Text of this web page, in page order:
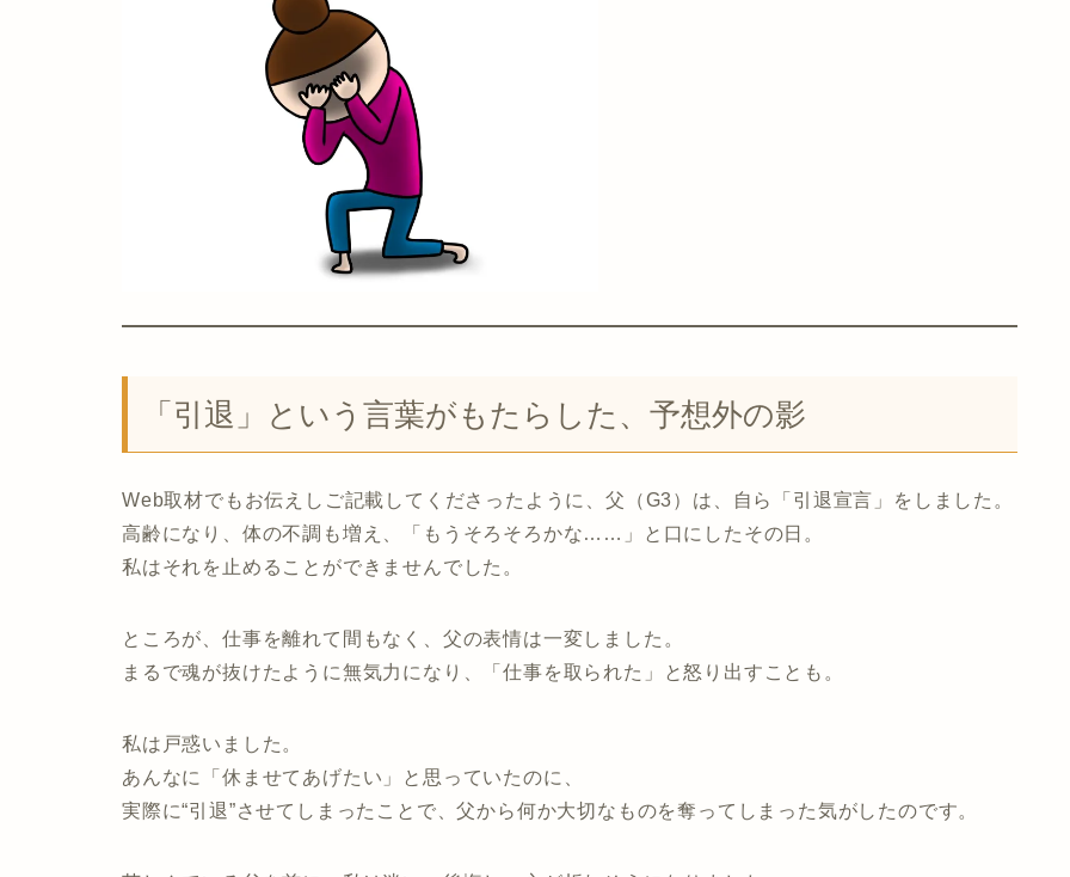
「引退」という言葉がもたらした、予想外の影
Web取材でもお伝えしご記載してくださったように、父（G3）は、自ら「引退宣言」をしました。
高齢になり、体の不調も増え、「もうそろそろかな……」と口にしたその日。
私はそれを止めることができませんでした。
ところが、仕事を離れて間もなく、父の表情は一変しました。
まるで魂が抜けたように無気力になり、「仕事を取られた」と怒り出すことも。
私は戸惑いました。
あんなに「休ませてあげたい」と思っていたのに、
実際に“引退”させてしまったことで、父から何か大切なものを奪ってしまった気がしたのです。